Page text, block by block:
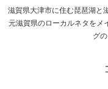
滋賀県大津市に住む琵琶湖と
元滋賀県のローカルネタをメ
グ